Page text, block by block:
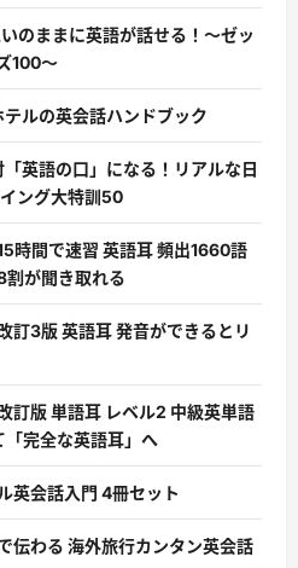
のままに英語が話せる！〜ゼッ
100〜
テルの英会話ハンドブック
「英語の口」になる！リアルな日
ング大特訓50
時間で速習 英語耳 頻出1660語
割が聞き取れる
訂3版 英語耳 発音ができるとリ
訂版 単語耳 レベル2 中級英単語
完全な英語耳」へ
英会話入門 4冊セット
伝わる 海外旅行カンタン英会話